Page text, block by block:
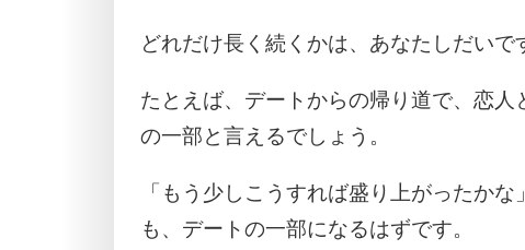
どれだけ長く続くかは、あなたしだいで
たとえば、デートからの帰り道で、恋
の一部と言えるでしょう。
「もう少しこうすれば盛り上がったか
も、デートの一部になるはずです。